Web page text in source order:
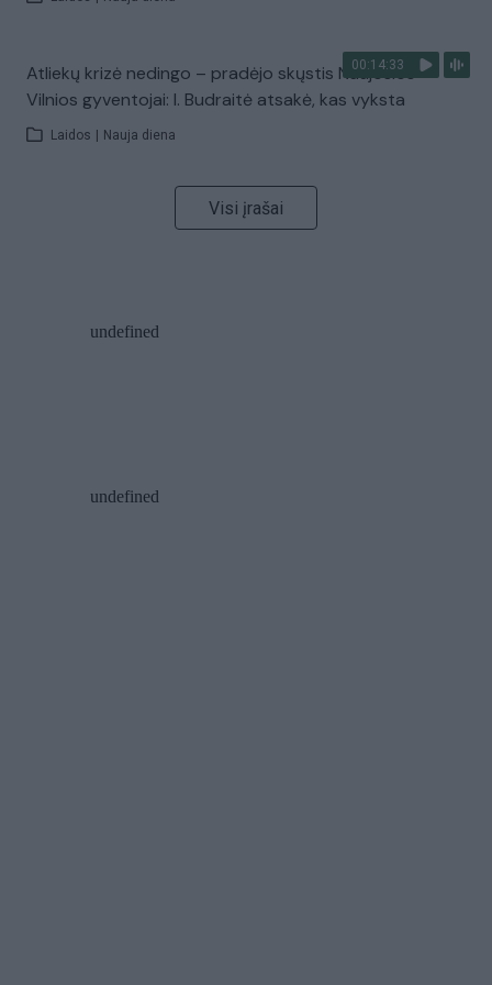
00:14:33
Atliekų krizė nedingo – pradėjo skųstis Naujosios
Vilnios gyventojai: I. Budraitė atsakė, kas vyksta
Laidos Nauja diena
Visi įrašai